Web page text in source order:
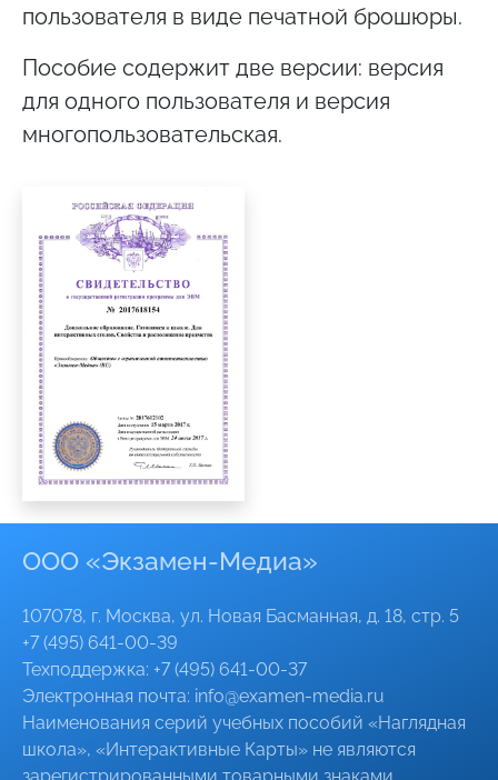
пользователя в виде печатной брошюры.
Пособие содержит две версии: версия
для одного пользователя и версия
многопользовательская.
ООО «Экзамен-Медиа»
107078, г. Москва, ул. Новая Басманная, д. 18, стр. 5
+7 (495) 641-00-39
Техподдержка: +7 (495) 641-00-37
Электронная почта: info@examen-media.ru
Наименования серий учебных пособий «Наглядная
школа», «Интерактивные Карты» не являются